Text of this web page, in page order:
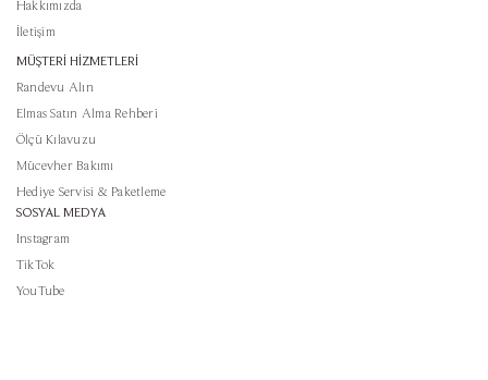
Hakkımızda
İletişim
MÜŞTERİ HİZMETLERİ
Randevu Alın
Elmas Satın Alma Rehberi
Ölçü Kılavuzu
Mücevher Bakımı
Hediye Servisi & Paketleme
SOSYAL MEDYA
Instagram
TikTok
YouTube